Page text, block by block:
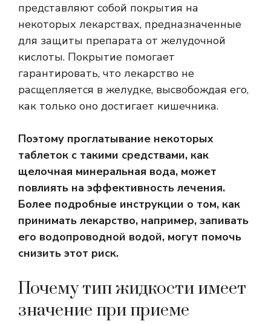
представляют собой покрытия на
некоторых лекарствах, предназначенные
для защиты препарата от желудочной
кислоты. Покрытие помогает
гарантировать, что лекарство не
расщепляется в желудке, высвобождая его,
как только оно достигает кишечника.
Поэтому проглатывание некоторых
таблеток с такими средствами, как
щелочная минеральная вода, может
повлиять на эффективность лечения.
Более подробные инструкции о том, как
принимать лекарство, например, запивать
его водопроводной водой, могут помочь
снизить этот риск.
Почему тип жидкости имеет
значение при приеме